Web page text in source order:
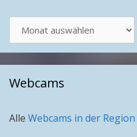
nach
Monat
Webcams
Alle Webcams in der Region